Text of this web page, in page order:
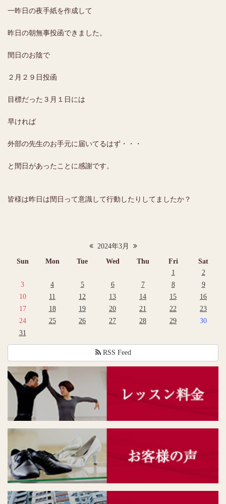
2024年3月
Sun
Mon Tue Wed Thu Fri
Sat
1
2
3
4 5 6 7 8
9
10
11 12 13 14 15
16
17
18 19 20 21 22
23
24
25 26 27 28 29
30
31
RSS Feed
一昨日の夜手紙を作成して
昨日の朝無事投函できました。
閏日のお陰で
２月２９日投函
目標だった３月１日には
早ければ
外部の先生のお手元に届いてるはず・・・
と閏日があったことに感謝です。
皆様は昨日は閏日って意識して行動したりしてましたか？